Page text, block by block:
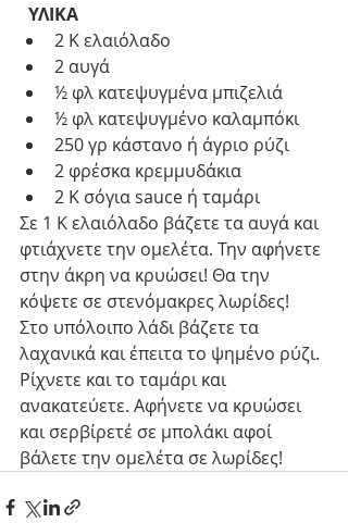
  ΥΛΙΚΑ
2 Κ ελαιόλαδο
2 αυγά
½ φλ κατεψυγμένα μπιζελιά
½ φλ κατεψυγμένο καλαμπόκι
250 γρ κάστανο ή άγριο ρύζι
2 φρέσκα κρεμμυδάκια
2 Κ σόγια sauce ή ταμάρι
Σε 1 Κ ελαιόλαδο βάζετε τα αυγά και
φτιάχνετε την ομελέτα. Την αφήνετε
στην άκρη να κρυώσει! Θα την
κόψετε σε στενόμακρες λωρίδες!
Στο υπόλοιπο λάδι βάζετε τα
λαχανικά και έπειτα το ψημένο ρύζι.
Ρίχνετε και το ταμάρι και
ανακατεύετε. Αφήνετε να κρυώσει
και σερβίρετέ σε μπολάκι αφοί
βάλετε την ομελέτα σε λωρίδες!